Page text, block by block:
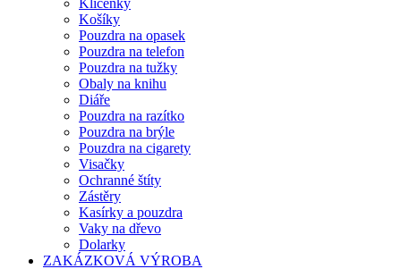
Klíčenky
Košíky
Pouzdra na opasek
Pouzdra na telefon
Pouzdra na tužky
Obaly na knihu
Diáře
Pouzdra na razítko
Pouzdra na brýle
Pouzdra na cigarety
Visačky
Ochranné štíty
Zástěry
Kasírky a pouzdra
Vaky na dřevo
Dolarky
ZAKÁZKOVÁ VÝROBA